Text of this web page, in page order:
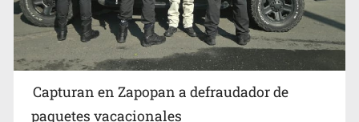
Detienen al exgobernador de Guerrero, Ángel Aguirre
Capturan en Zapopan a defraudador de
paquetes vacacionales